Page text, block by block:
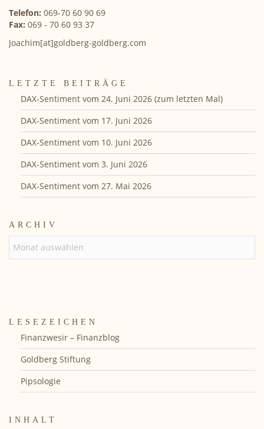
Telefon: 069-70 60 90 69
Fax: 069 - 70 60 93 37
Joachim[at]goldberg-goldberg.com
LETZTE BEITRÄGE
DAX-Sentiment vom 24. Juni 2026 (zum letzten Mal)
DAX-Sentiment vom 17. Juni 2026
DAX-Sentiment vom 10. Juni 2026
DAX-Sentiment vom 3. Juni 2026
DAX-Sentiment vom 27. Mai 2026
ARCHIV
LESEZEICHEN
Finanzwesir – Finanzblog
Goldberg Stiftung
Pipsologie
INHALT